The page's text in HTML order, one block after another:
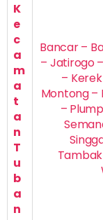
K
e
c
a
m
a
t
a
n
T
u
b
a
n
Bancar –
– Jatirogo
–
Montong –
–